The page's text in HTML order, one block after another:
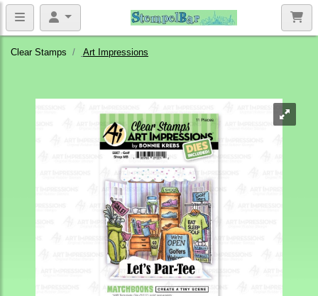
Clear Stamps Art Impressions